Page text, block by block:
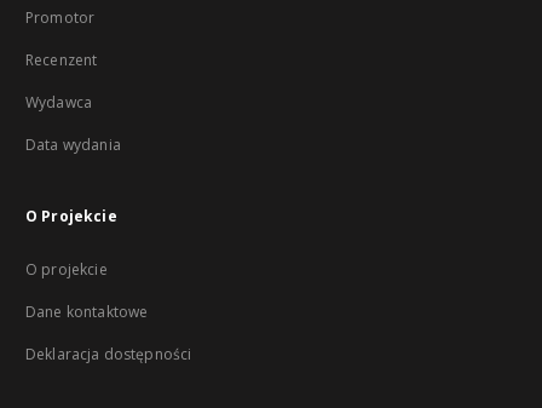
Promotor
Recenzent
Wydawca
Data wydania
O Projekcie
O projekcie
Dane kontaktowe
Deklaracja dostępności